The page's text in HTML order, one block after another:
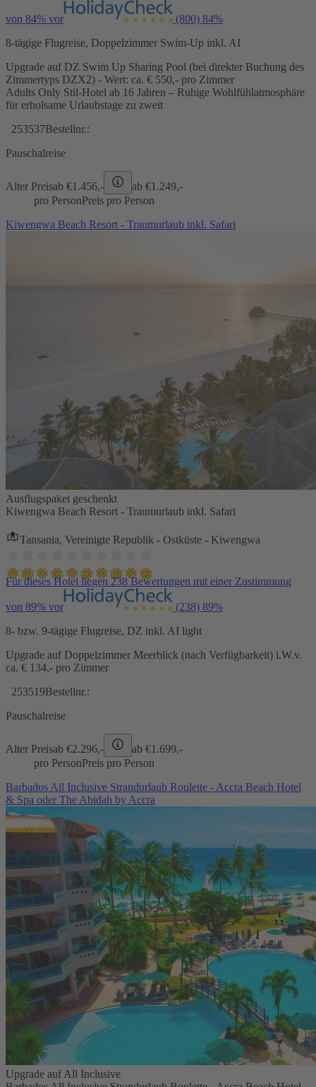
von 84% vor (800) 84%
8-tägige Flugreise, Doppelzimmer Swim-Up inkl. AI
Upgrade auf DZ Swim Up Sharing Pool (bei direkter Buchung des
Zimmertyps DZX2) - Wert: ca. € 550,- pro Zimmer
Adults Only Stil-Hotel ab 16 Jahren – Ruhige Wohlfühlatmosphäre
für erholsame Urlaubstage zu zweit
253537Bestellnr.:
Pauschalreise
Alter Preisab €1.456,- ab €1.249,-
pro PersonPreis pro Person
Kiwengwa Beach Resort - Traumurlaub inkl. Safari
Ausflugspaket geschenkt
Kiwengwa Beach Resort - Traumurlaub inkl. Safari
Tansania, Vereinigte Republik - Ostküste - Kiwengwa
Für dieses Hotel liegen 238 Bewertungen mit einer Zustimmung
von 89% vor (238) 89%
8- bzw. 9-tägige Flugreise, DZ inkl. AI light
Upgrade auf Doppelzimmer Meerblick (nach Verfügbarkeit) i.W.v.
ca. € 134,- pro Zimmer
253519Bestellnr.:
Pauschalreise
Alter Preisab €2.296,- ab €1.699,-
pro PersonPreis pro Person
Barbados All Inclusive Strandurlaub Roulette - Accra Beach Hotel
& Spa oder The Abidah by Accra
Upgrade auf All Inclusive